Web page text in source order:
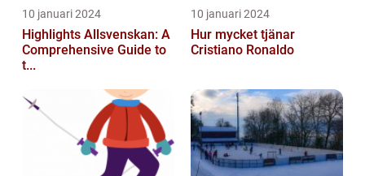
10 januari 2024
Highlights Allsvenskan: A
Comprehensive Guide to
t...
10 januari 2024
Hur mycket tjänar
Cristiano Ronaldo